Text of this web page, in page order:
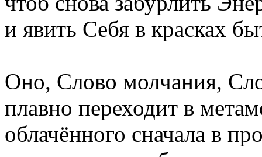
и явить Себя в красках
Оно, Слово молчания,
плавно переходит в
облачённого сначала в